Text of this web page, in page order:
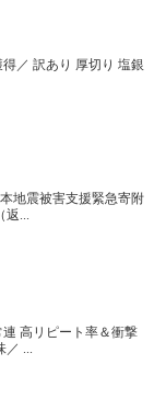
得／ 訳あり 厚切り 塩銀
地震被害支援緊急寄附
返...
連 高リピート率＆衝撃
／ ...